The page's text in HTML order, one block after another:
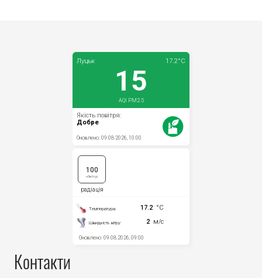
Контакти